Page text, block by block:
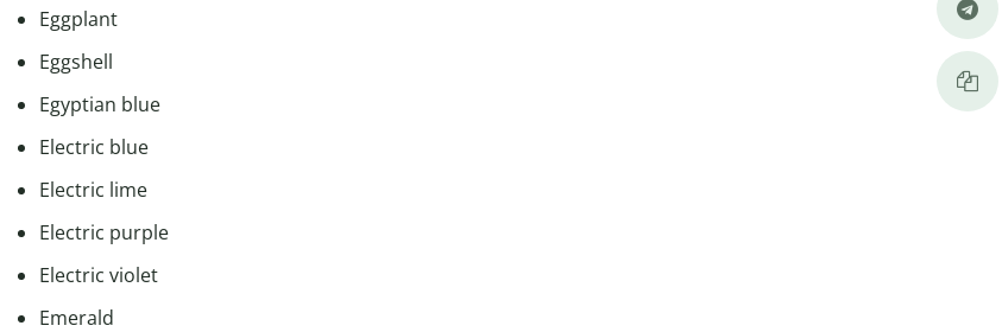
Eggplant
Eggshell
Egyptian blue
Electric blue
Electric lime
Electric purple
Electric violet
Emerald